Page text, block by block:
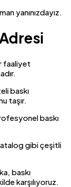
yanınızdayız.
faaliyet
baskı
taşır.
baskı
gibi çeşitli
baskı
karşılıyoruz.